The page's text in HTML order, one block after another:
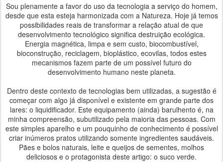
Sou plenamente a favor do uso da tecnologia a serviço do homem,
desde que esta esteja harmonizada com a Natureza. Hoje já temos
possibilidades reais de transformar a relação atual de que
desenvolvimento tecnológico significa destruição ecológica.
Energia magnética, limpa e sem custo, biocombustível,
bioconstrução, reciclagem, bioplástico, ecovilas, todos estes
mecanismos fazem parte de um possível futuro do
desenvolvimento humano neste planeta.
Dentro deste contexto de tecnologias bem utilizadas, a sugestão é
começar com algo já disponível e existente em grande parte dos
lares: o liquidificador. Este equipamento (ainda) barulhento é, na
minha compreensão, subutilizado pela maioria das pessoas. Com
este simples aparelho e um pouquinho de conhecimento é possível
criar inúmeros pratos utilizando somente ingredientes saudáveis.
Pães e bolos naturais, leite e queijos de sementes, molhos
deliciosos e o protagonista deste artigo: o suco verde.